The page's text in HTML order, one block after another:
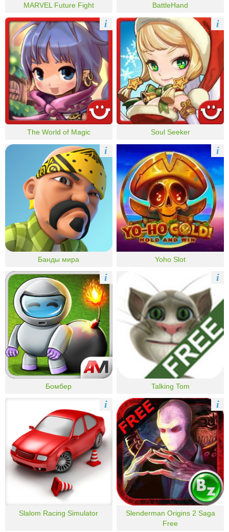
MARVEL Future Fight BattleHand
The World of Magic
i
Soul Seeker
i
Банды мира
i
Yoho Slot
i
Бомбер
i
Talking Tom
i
Slalom Racing Simulator
i
Slenderman Origins 2 Saga
Free
i